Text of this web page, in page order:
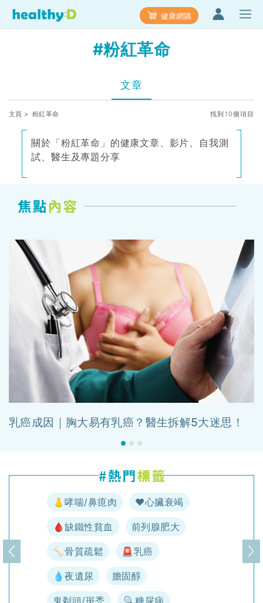
健康網購
#粉紅革命
文章
主頁 > 粉紅革命 找到10個項目
關於「粉紅革命」的健康文章、影片、自我測
試、醫生及專題分享
乳癌成因｜胸大易有乳癌？醫生拆解5大迷思！
👃哮喘/鼻瘜肉 ♥️心臟衰竭
🩸缺鐵性貧血 前列腺肥大
🦴骨質疏鬆 🚨乳癌
💧夜遺尿 膽固醇
上一頁 下